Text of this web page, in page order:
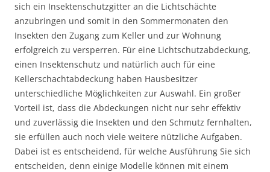
sich ein Insektenschutzgitter an die Lichtschächte
anzubringen und somit in den Sommermonaten den
Insekten den Zugang zum Keller und zur Wohnung
erfolgreich zu versperren. Für eine Lichtschutzabdeckung,
einen Insektenschutz und natürlich auch für eine
Kellerschachtabdeckung haben Hausbesitzer
unterschiedliche Möglichkeiten zur Auswahl. Ein großer
Vorteil ist, dass die Abdeckungen nicht nur sehr effektiv
und zuverlässig die Insekten und den Schmutz fernhalten,
sie erfüllen auch noch viele weitere nützliche Aufgaben.
Dabei ist es entscheidend, für welche Ausführung Sie sich
entscheiden, denn einige Modelle können mit einem